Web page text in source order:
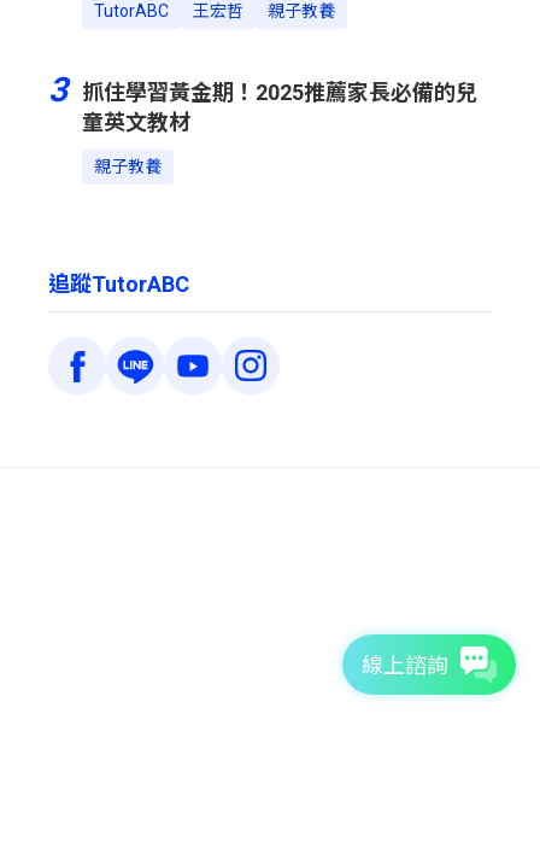
TutorABC 王宏哲 親子教養
3
抓住學習黃金期！2025推薦家長必備的兒
童英文教材
親子教養
追蹤TutorABC
線上諮詢